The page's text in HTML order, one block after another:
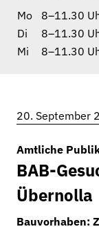
Mo
8–11.30
Di
8–11.30
Mi
8–11.30
20. September
Amtliche
BAB-
Übernolla
Bauvorhaben: